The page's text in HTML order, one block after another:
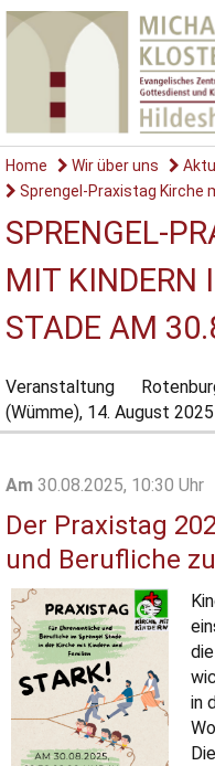
Home Wir über uns
Sprengel-Praxistag Kirche
SPRENGEL-
MIT KINDERN
STADE AM
Veranstaltung
(Wümme), 14. August 2025
Am 30.08.2025, 10:30 Uhr
Der Praxistag
und Berufliche
in